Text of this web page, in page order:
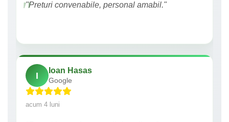
"Preturi convenabile, personal amabil."
I
Ioan Hasas
Google
acum 4 luni